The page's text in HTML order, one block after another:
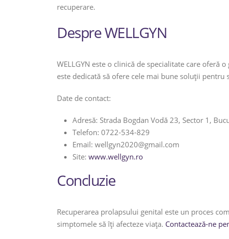
recuperare.
Despre WELLGYN
WELLGYN este o clinică de specialitate care oferă
este dedicată să ofere cele mai bune soluții
Date de contact:
Adresă: Strada Bogdan Vodă 23, Sector 1,
Telefon: 0722-534-829
Email: wellgyn2020@gmail.com
Site: www.wellgyn.ro
Concluzie
Recuperarea prolapsului genital este un proces
simptomele să îți afecteze viața. Contactează-ne